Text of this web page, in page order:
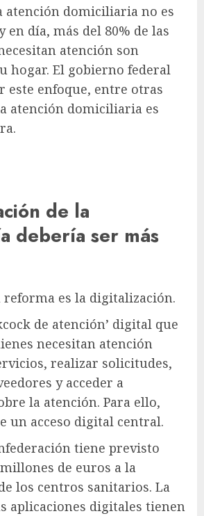
atención domiciliaria no es
en día, más del 80% de las
atención son
hogar. El gobierno federal
este enfoque, entre otras
atención domiciliaria es
de la
debería ser más
reforma es la digitalización.
de atención’ digital que
necesitan atención
realizar solicitudes,
y acceder a
la atención. Para ello,
un acceso digital central.
tiene previsto
de euros a la
los centros sanitarios. La
aplicaciones digitales tienen